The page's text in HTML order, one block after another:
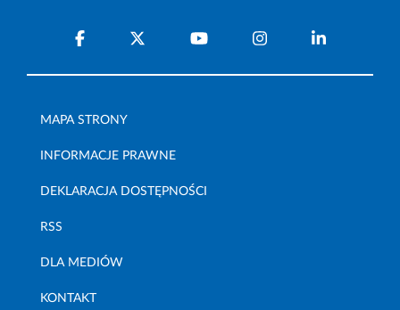
MAPA STRONY
INFORMACJE PRAWNE
DEKLARACJA DOSTĘPNOŚCI
RSS
DLA MEDIÓW
KONTAKT